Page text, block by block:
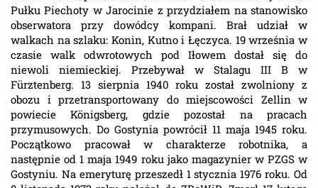
Pułku Piechoty w Jarocinie z przydziałem na stanowisko
obserwatora przy dowódcy kompani. Brał udział w
walkach na szlaku: Konin, Kutno i Łęczyca. 19 września w
czasie walk odwrotowych pod Iłowem dostał się do
niewoli niemieckiej. Przebywał w Stalagu III B w
Fürztenberg. 13 sierpnia 1940 roku został zwolniony z
obozu i przetransportowany do miejscowości Zellin w
powiecie Königsberg, gdzie pozostał na pracach
przymusowych. Do Gostynia powrócił 11 maja 1945 roku.
Początkowo pracował w charakterze robotnika, a
następnie od 1 maja 1949 roku jako magazynier w PZGS w
Gostyniu. Na emeryturę przeszedł 1 stycznia 1976 roku. Od